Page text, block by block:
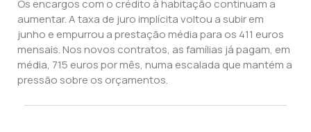
Os encargos com o crédito à habitação continuam a
aumentar. A taxa de juro implícita voltou a subir em
junho e empurrou a prestação média para os 411 euros
mensais. Nos novos contratos, as famílias já pagam, em
média, 715 euros por mês, numa escalada que mantém a
pressão sobre os orçamentos.